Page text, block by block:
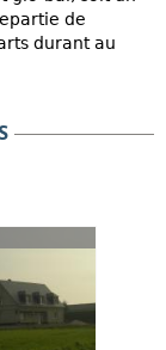
de
durant au